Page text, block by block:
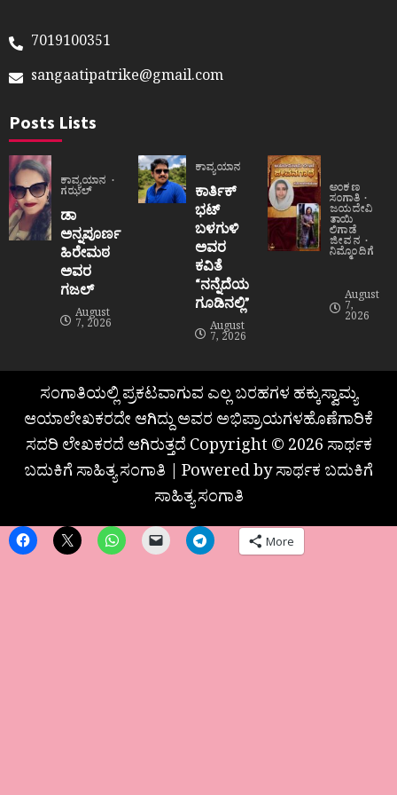
7019100351
sangaatipatrike@gmail.com
Posts Lists
ಕಾವ್ಯಯಾನ
ಗಝಲ್
ಡಾ
ಅನ್ನಪೂರ್ಣ
ಹಿರೇಮಠ
ಅವರ
ಗಜಲ್
August
7, 2026
ಕಾವ್ಯಯಾನ
ಕಾರ್ತಿಕ್
ಭಟ್
ಬಳಗುಳಿ
ಅವರ
ಕವಿತೆ
“ನನ್ನೆದೆಯ
ಗೂಡಿನಲ್ಲಿ”
August
7, 2026
ಅಂಕಣ
ಸಂಗಾತಿ
ಜಯದೇವಿ
ತಾಯಿ
ಲಿಗಾಡೆ
ಜೀವನ
ನಿಮ್ಮೊಂದಿಗೆ
August
7,
2026
ಸಂಗಾತಿಯಲ್ಲಿ ಪ್ರಕಟವಾಗುವ ಎಲ್ಲ ಬರಹಗಳ ಹಕ್ಕುಸ್ವಾಮ್ಯ
ಆಯಾಲೇಖಕರದೇ ಆಗಿದ್ದು ಅವರ ಅಭಿಪ್ರಾಯಗಳಹೊಣೆಗಾರಿಕೆ
ಸದರಿ ಲೇಖಕರದೆ ಆಗಿರುತ್ತದೆ Copyright © 2026 ಸಾರ್ಥಕ
ಬದುಕಿಗೆ ಸಾಹಿತ್ಯ ಸಂಗಾತಿ | Powered by ಸಾರ್ಥಕ ಬದುಕಿಗೆ
ಸಾಹಿತ್ಯ ಸಂಗಾತಿ
More